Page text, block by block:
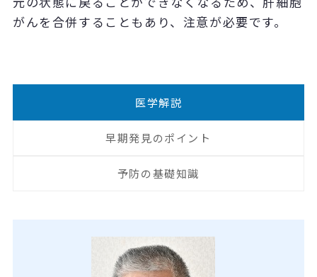
がんを合併することもあり、注意が必要です。
医学解説
早期発見のポイント
予防の基礎知識